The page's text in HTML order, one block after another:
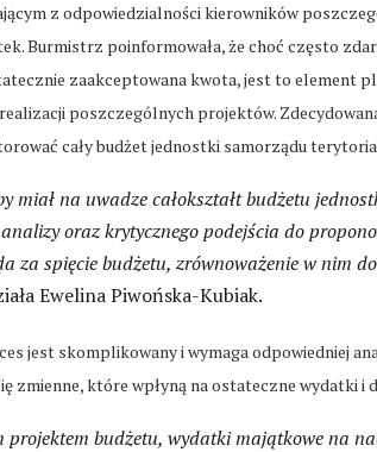
z odpowiedzialności kierowników
Burmistrz poinformowała, że choć często
zaakceptowana kwota, jest to element
poszczególnych projektów.
cały budżet jednostki samorządu
miał na uwadze całokształt budżetu
oraz krytycznego podejścia do
za spięcie budżetu, zrównoważenie w nim
Ewelina Piwońska-Kubiak.
jest skomplikowany i wymaga odpowiedniej
zmienne, które wpłyną na ostateczne wydatki i
projektem budżetu, wydatki majątkowe na